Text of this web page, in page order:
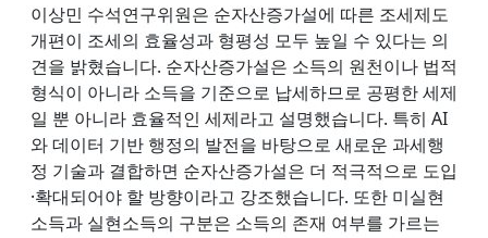
이상민 수석연구위원은 순자산증가설에 따른 조세제도
개편이 조세의 효율성과 형평성 모두 높일 수 있다는 의
견을 밝혔습니다. 순자산증가설은 소득의 원천이나 법적
형식이 아니라 소득을 기준으로 납세하므로 공평한 세제
일 뿐 아니라 효율적인 세제라고 설명했습니다. 특히 AI
와 데이터 기반 행정의 발전을 바탕으로 새로운 과세행
정 기술과 결합하면 순자산증가설은 더 적극적으로 도입
·확대되어야 할 방향이라고 강조했습니다. 또한 미실현
소득과 실현소득의 구분은 소득의 존재 여부를 가르는